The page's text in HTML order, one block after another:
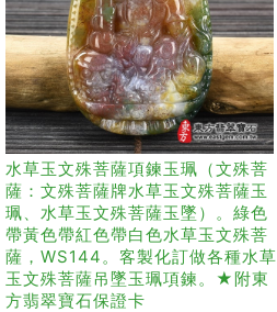
水草玉文殊菩薩項鍊玉珮（文殊菩
薩：文殊菩薩牌水草玉文殊菩薩玉
珮、水草玉文殊菩薩玉墜）。綠色
帶黃色帶紅色帶白色水草玉文殊菩
薩，WS144。客製化訂做各種水草
玉文殊菩薩吊墜玉珮項鍊。★附東
方翡翠寶石保證卡